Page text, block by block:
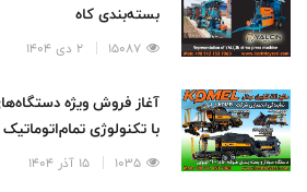
بسته‌بندی کاه
15087 2 دی 1404
با تکنولوژی تمام‌اتوماتیک
1035 15 آذر 1404